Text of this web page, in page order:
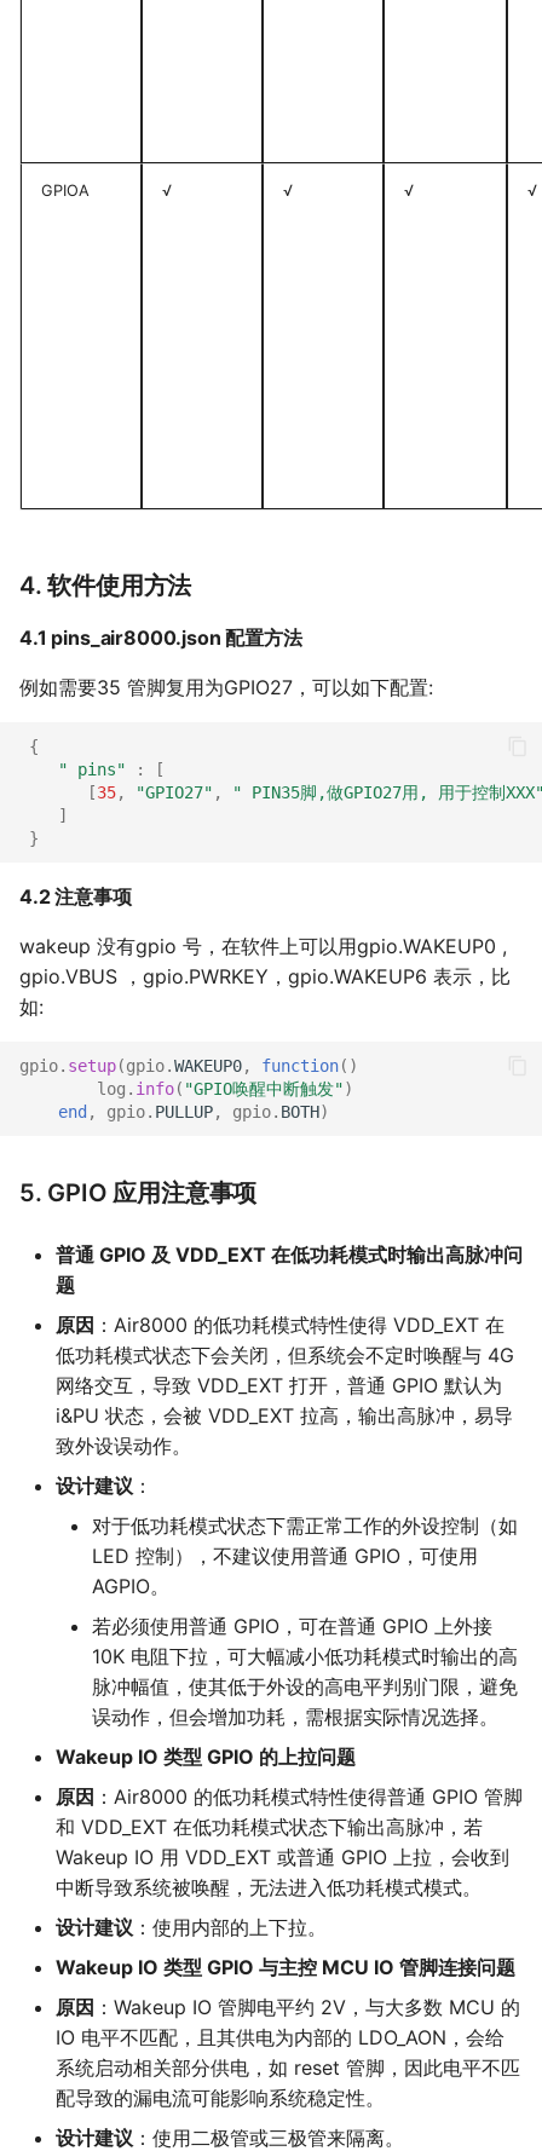
GPIOA √ √ √ √
4. 软件使用方法
4.1 pins_air8000.json 配置方法
例如需要35 管脚复用为GPIO27，可以如下配置:
{
" pins"
:
[
[35, "GPIO27" ,
" PIN35脚,做GPIO27用, 用于控制
]
}
4.2 注意事项
wakeup 没有gpio 号，在软件上可以用gpio.WAKEUP0 ,
gpio.VBUS ，gpio.PWRKEY，gpio.WAKEUP6 表示，比
如:
gpio. setup(gpio.WAKEUP0, function()
log . info( "GPIO唤醒中断触发")
end , gpio. PULLUP, gpio. BOTH)
5. GPIO 应用注意事项
普通 GPIO 及 VDD_EXT 在低功耗模式时输出高脉冲问
题
原因 ：Air8000 的低功耗模式特性使得 VDD_EXT 在
低功耗模式状态下会关闭，但系统会不定时唤醒与 4G
网络交互，导致 VDD_EXT 打开，普通 GPIO 默认为
i&PU 状态，会被 VDD_EXT 拉高，输出高脉冲，易导
致外设误动作。
设计建议 ：
对于低功耗模式状态下需正常工作的外设控制（如
LED 控制），不建议使用普通 GPIO，可使用
AGPIO。
若必须使用普通 GPIO，可在普通 GPIO 上外接
10K 电阻下拉，可大幅减小低功耗模式时输出的高
脉冲幅值，使其低于外设的高电平判别门限，避免
误动作，但会增加功耗，需根据实际情况选择。
Wakeup IO 类型 GPIO 的上拉问题
原因 ：Air8000 的低功耗模式特性使得普通 GPIO 管脚
和 VDD_EXT 在低功耗模式状态下输出高脉冲，若
Wakeup IO 用 VDD_EXT 或普通 GPIO 上拉，会收到
中断导致系统被唤醒，无法进入低功耗模式模式。
设计建议 ：使用内部的上下拉。
Wakeup IO 类型 GPIO 与主控 MCU IO 管脚连接问题
原因 ：Wakeup IO 管脚电平约 2V，与大多数 MCU 的
IO 电平不匹配，且其供电为内部的 LDO_AON，会给
系统启动相关部分供电，如 reset 管脚，因此电平不匹
配导致的漏电流可能影响系统稳定性。
设计建议 ：使用二极管或三极管来隔离。